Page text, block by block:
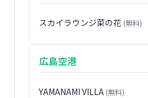
スカイラウンジ菜の花 (無料)
広島空港
YAMANAMI VILLA (無料)